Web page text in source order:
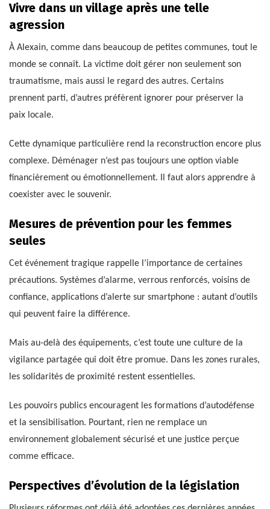
Vivre dans un village après une telle
agression
À Alexain, comme dans beaucoup de petites communes, tout le
monde se connaît. La victime doit gérer non seulement son
traumatisme, mais aussi le regard des autres. Certains
prennent parti, d’autres préfèrent ignorer pour préserver la
paix locale.
Cette dynamique particulière rend la reconstruction encore plus
complexe. Déménager n’est pas toujours une option viable
financièrement ou émotionnellement. Il faut alors apprendre à
coexister avec le souvenir.
Mesures de prévention pour les femmes
seules
Cet événement tragique rappelle l’importance de certaines
précautions. Systèmes d’alarme, verrous renforcés, voisins de
confiance, applications d’alerte sur smartphone : autant d’outils
qui peuvent faire la différence.
Mais au-delà des équipements, c’est toute une culture de la
vigilance partagée qui doit être promue. Dans les zones rurales,
les solidarités de proximité restent essentielles.
Les pouvoirs publics encouragent les formations d’autodéfense
et la sensibilisation. Pourtant, rien ne remplace un
environnement globalement sécurisé et une justice perçue
comme efficace.
Perspectives d’évolution de la législation